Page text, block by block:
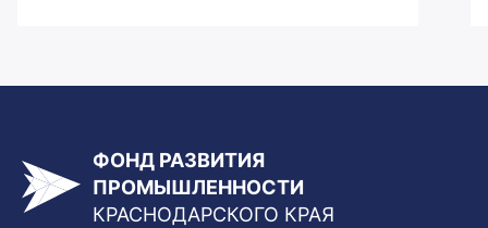
ФОНД РАЗВИТИЯ
ПРОМЫШЛЕННОСТИ
КРАСНОДАРСКОГО КРАЯ